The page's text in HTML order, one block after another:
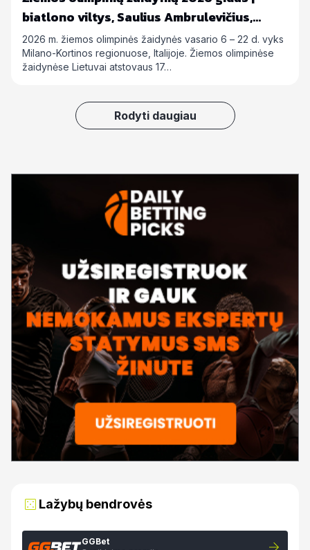
biatlono viltys, Saulius Ambrulevičius,
Allison Reed ir kiti
2026 m. žiemos olimpinės žaidynės vasario 6 – 22 d. vyks
Milano-Kortinos regionuose, Italijoje. Žiemos olimpinėse
žaidynėse Lietuvai atstovaus 17…
Rodyti daugiau
Lažybų bendrovės
GGBet